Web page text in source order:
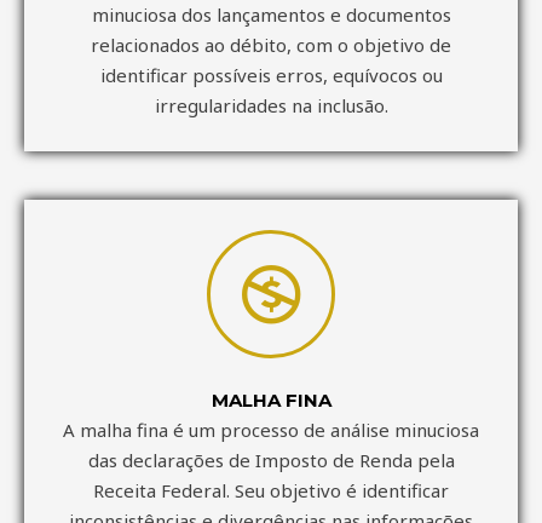
minuciosa dos lançamentos e documentos
relacionados ao débito, com o objetivo de
identificar possíveis erros, equívocos ou
irregularidades na inclusão.
MALHA FINA
A malha fina é um processo de análise minuciosa
das declarações de Imposto de Renda pela
Receita Federal. Seu objetivo é identificar